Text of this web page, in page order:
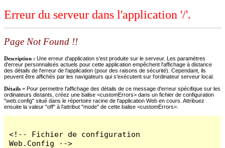
Erreur du serveur dans l'application '/'.
Page Not Found !!
Description : Une erreur d'application s'est produite sur le serveur. Les paramètres
d'erreur personnalisés actuels pour cette application empêchent l'affichage à distance
des détails de l'erreur de l'application (pour des raisons de sécurité). Cependant, ils
peuvent être affichés par les navigateurs qui s'exécutent sur l'ordinateur serveur local.
Détails = Pour permettre l'affichage des détails de ce message d'erreur spécifique sur les
ordinateurs distants, créez une balise <customErrors> dans un fichier de configuration
"web.config" situé dans le répertoire racine de l'application Web en cours. Attribuez
ensuite la valeur "off" à l'attribut "mode" de cette balise <customErrors>.
<!-- Fichier de configuration
Web.Config -->